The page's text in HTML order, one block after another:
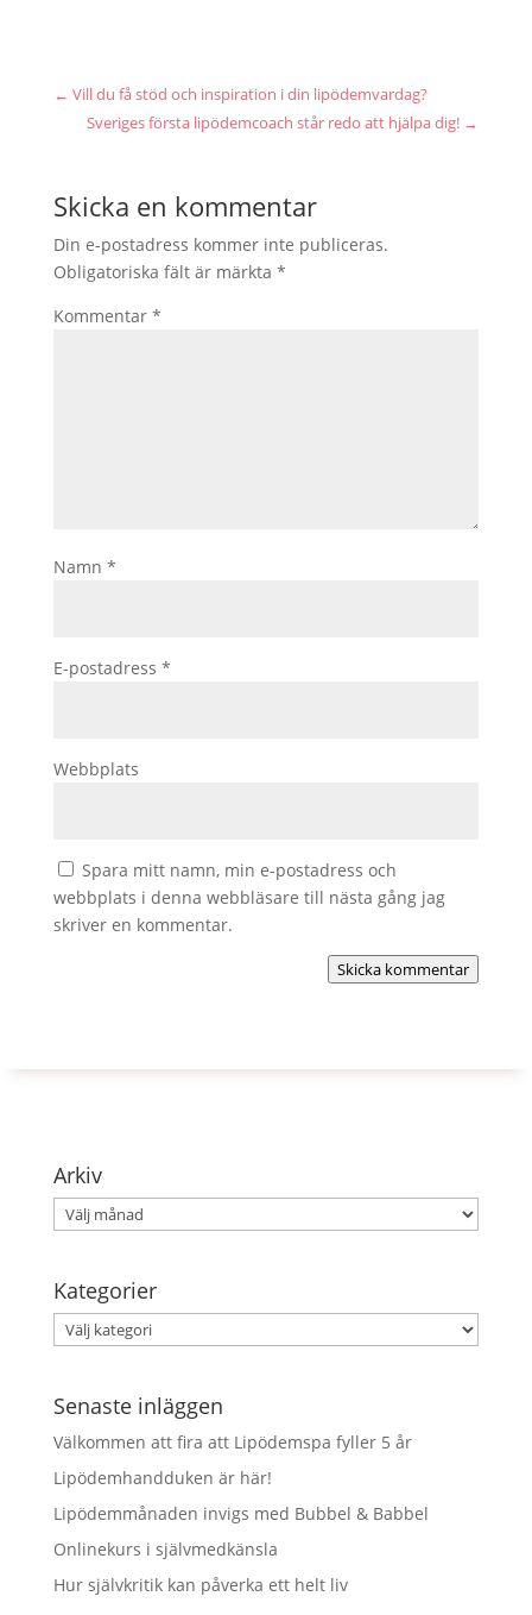
← Vill du få stöd och inspiration i din lipödemvardag?
Sveriges första lipödemcoach står redo att hjälpa dig! →
Skicka en kommentar
Din e-postadress kommer inte publiceras.
Obligatoriska fält är märkta *
Kommentar *
Namn *
E-postadress *
Webbplats
Spara mitt namn, min e-postadress och
webbplats i denna webbläsare till nästa gång jag
skriver en kommentar.
Skicka kommentar
Arkiv
Arkiv
Kategorier
Kategorier
Senaste inläggen
Välkommen att fira att Lipödemspa fyller 5 år
Lipödemhandduken är här!
Lipödemmånaden invigs med Bubbel & Babbel
Onlinekurs i självmedkänsla
Hur självkritik kan påverka ett helt liv